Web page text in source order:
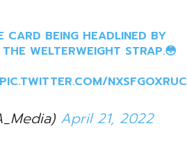
BEING HEADLINED BY
WELTERWEIGHT STRAP.😳
PIC.TWITTER.COM/NXSFGOXRUC
April 21, 2022